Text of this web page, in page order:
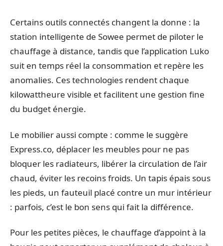
Certains outils connectés changent la donne : la
station intelligente de Sowee permet de piloter le
chauffage à distance, tandis que l’application Luko
suit en temps réel la consommation et repère les
anomalies. Ces technologies rendent chaque
kilowattheure visible et facilitent une gestion fine
du budget énergie.
Le mobilier aussi compte : comme le suggère
Express.co, déplacer les meubles pour ne pas
bloquer les radiateurs, libérer la circulation de l’air
chaud, éviter les recoins froids. Un tapis épais sous
les pieds, un fauteuil placé contre un mur intérieur
: parfois, c’est le bon sens qui fait la différence.
Pour les petites pièces, le chauffage d’appoint à la